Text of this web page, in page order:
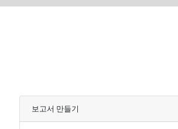
보고서 만들기